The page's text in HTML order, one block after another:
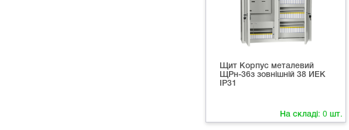
Щит Корпус металевий
ЩРн-36з зовнішній 38 ИЕК
IP31
На складі: 0 шт.